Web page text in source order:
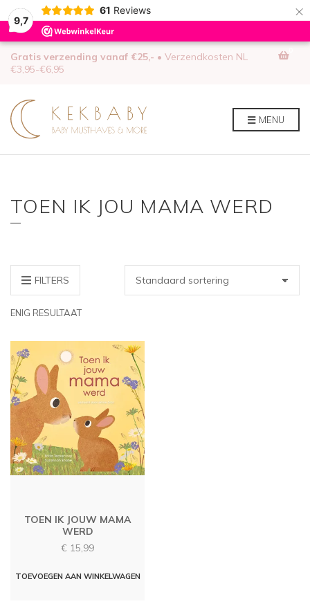
9,7
61 Reviews ×
Gratis verzending vanaf €25,- • Verzendkosten NL
€3,95-€6,95
MENU
TOEN IK JOU MAMA WERD
FILTERS
ENIG RESULTAAT
TOEN IK JOUW MAMA
WERD
€ 15,99
TOEVOEGEN AAN WINKELWAGEN